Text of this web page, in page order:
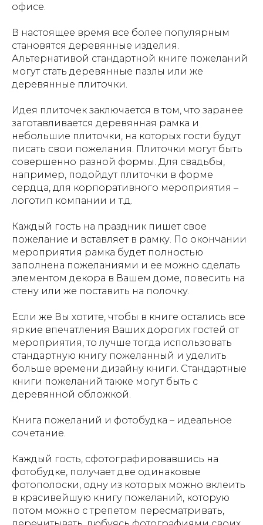
офисе.
В настоящее время все более популярным
становятся деревянные изделия.
Альтернативой стандартной книге пожеланий
могут стать деревянные пазлы или же
деревянные плиточки.
Идея плиточек заключается в том, что заранее
заготавливается деревянная рамка и
небольшие плиточки, на которых гости будут
писать свои пожелания. Плиточки могут быть
совершенно разной формы. Для свадьбы,
например, подойдут плиточки в форме
сердца, для корпоративного мероприятия –
логотип компании и т.д.
Каждый гость на праздник пишет свое
пожелание и вставляет в рамку. По окончании
мероприятия рамка будет полностью
заполнена пожеланиями и ее можно сделать
элементом декора в Вашем доме, повесить на
стену или же поставить на полочку.
Если же Вы хотите, чтобы в книге остались все
яркие впечатления Ваших дорогих гостей от
мероприятия, то лучше тогда использовать
стандартную книгу пожеланный и уделить
больше времени дизайну книги. Стандартные
книги пожеланий также могут быть с
деревянной обложкой.
Книга пожеланий и фотобудка – идеальное
сочетание.
Каждый гость, сфотографировавшись на
фотобудке, получает две одинаковые
фотополоски, одну из которых можно вклеить
в красивейшую книгу пожеланий, которую
потом можно с трепетом пересматривать,